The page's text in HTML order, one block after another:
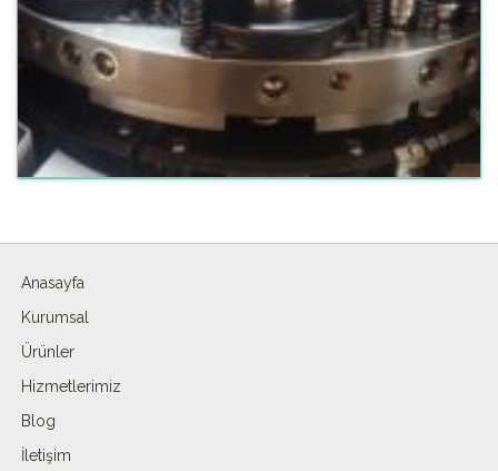
Anasayfa
Kurumsal
Ürünler
Hizmetlerimiz
Blog
İletişim